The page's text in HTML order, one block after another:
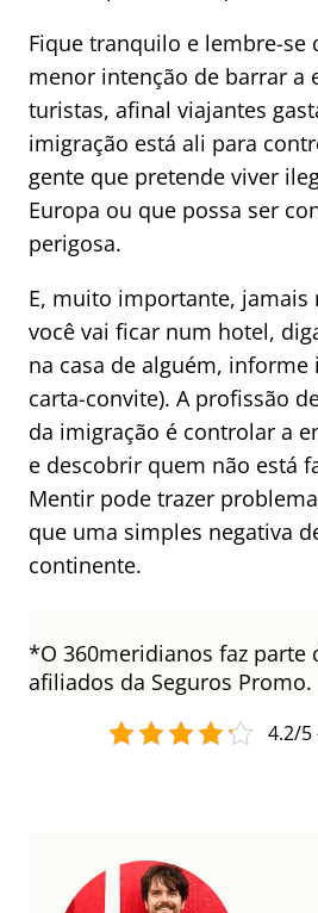
Fique tranquilo e lembre-se
menor intenção de barrar a
turistas, afinal viajantes
imigração está ali para
gente que pretende viver
Europa ou que possa ser
perigosa.
E, muito importante, jamais
você vai ficar num hotel,
na casa de alguém, informe
carta-convite). A profissão
da imigração é controlar a
e descobrir quem não está
Mentir pode trazer
que uma simples negativa
continente.
*O 360meridianos faz parte
afiliados da Seguros Promo.
4.2/5